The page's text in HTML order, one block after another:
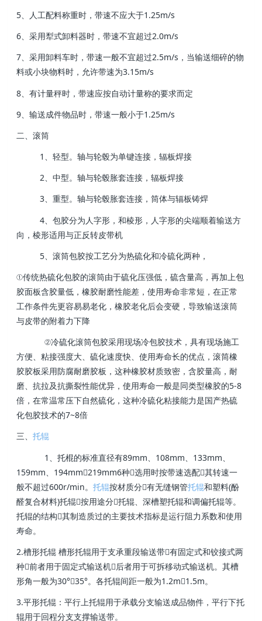
5、人工配料称重时，带速不应大于1.25m/s
6、采用犁式卸料器时，带速不宜超过2.0m/s
7、采用卸料车时，带速一般不宜超过2.5m/s，当输送细碎的物
料或小块物料时，允许带速为3.15m/s
8、有计量秤时，带速应按自动计量称的要求而定
9、输送成件物品时，带速一般小于1.25m/s
二、滚筒
1、轻型。轴与轮毂为单键连接，辐板焊接
2、中型。轴与轮毂胀套连接，辐板焊接
3、重型。轴与轮毂胀套连接，筒体与辐板铸焊
4、包胶分为人字形，和棱形，人字形的尖端顺着输送方
向，棱形适用与正反转皮带机
5、滚筒包胶按工艺分为热硫化和冷硫化两种，
①传统热硫化包胶的滚筒由于硫化压强低，硫含量高，再加上包
胶面板含胶量低，橡胶耐磨性能差，使用寿命非常短，在正常
工作条件先更容易易老化，橡胶老化后会变硬，导致输送滚筒
与皮带的附着力下降
②冷硫化滚筒包胶采用现场冷包胶技术，具有现场施工
方便、粘接强度大、硫化速度快、使用寿命长的优点，滚筒橡
胶胶板采用防腐耐磨胶板，这种橡胶材质致密，含胶量高，耐
磨、抗拉及抗撕裂性能优异，使用寿命一般是同类型橡胶的5-8
倍，在常温常压下自然硫化，这种冷硫化粘接能力是国产热硫
化包胶技术的7~8倍
三、托辊
1、托棍的标准直径有89mm、108mm、133mm、
159mm、194mm219mm6种选用时按带速选配其转速一
般不超过600r/min。托辊按材质分有无缝钢管托辊和塑料(酚
醛复合材料)托辊按用途分托辊、深槽塑托辊和调偏托辊等。
托辊的结构其制造质过的主要技术指标是运行阻力系数和使用
寿命。
2.槽形托辊 槽形托辊用于支承重段输送带有固定式和铰接式两
种前者用于固定式输送机后者用于可拆移动式输送机。其槽
形角一般为30°35°。各托辊间距一般为1.2m1.5m。
3.平形托辊：平行上托辊用于承载分支输送成品物件，平行下托
辊用于回程分支支撑输送带。